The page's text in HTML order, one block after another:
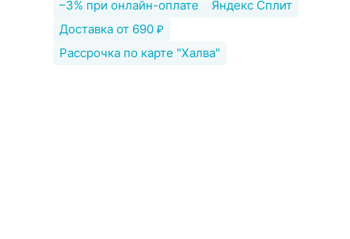
–3% при онлайн-оплате
Яндекс Сплит
Доставка от 690 ₽
Рассрочка по карте "Халва"